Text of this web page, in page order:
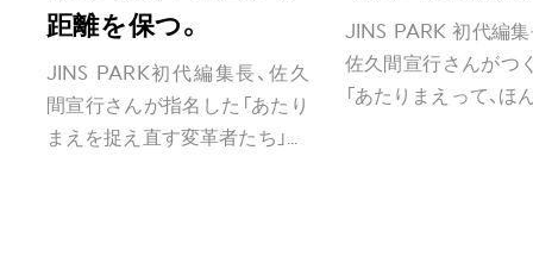
距離を保つ。
JINS PARK初代編集長、佐久
間宣行さんが指名した「あたり
まえを捉え直す変革者たち」...
JINS PARK 初代編
佐久間宣行さんがつ
「あたりまえって、ほ